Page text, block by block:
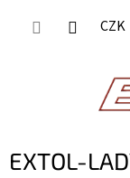
CZK
EXTOL-